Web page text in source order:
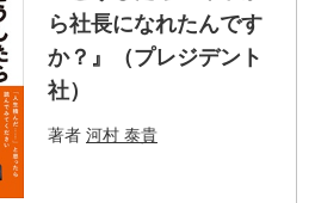
ら社長になれたんです
か？』（プレジデント
社）
著者 河村 泰貴